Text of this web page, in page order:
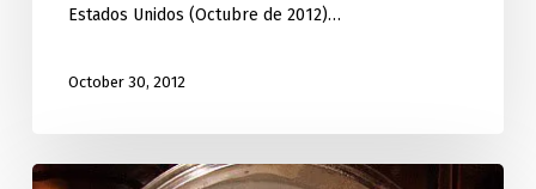
Estados Unidos (Octubre de 2012)…
October 30, 2012
Crema